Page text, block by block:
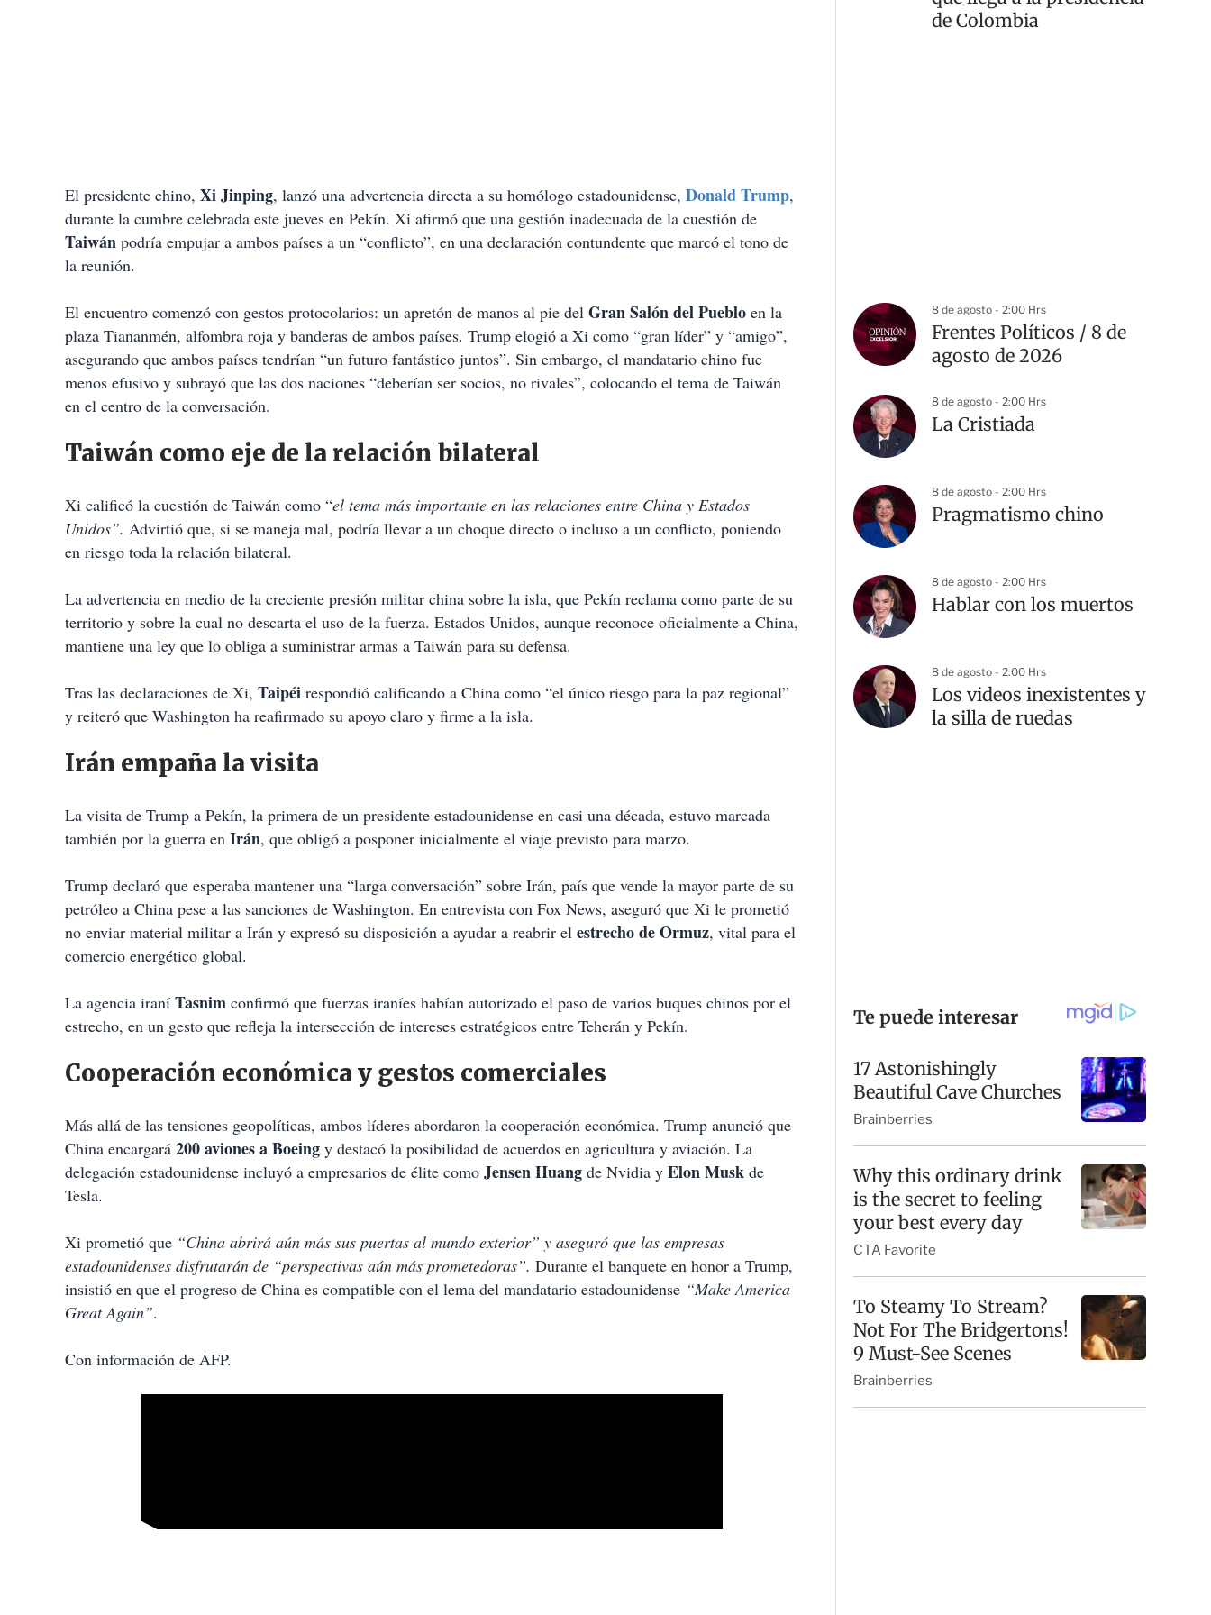
El presidente chino, Xi Jinping, lanzó una advertencia directa a su homólogo estadounidense, Donald Trump,
durante la cumbre celebrada este jueves en Pekín. Xi afirmó que una gestión inadecuada de la cuestión de
Taiwán podría empujar a ambos países a un “conflicto”, en una declaración contundente que marcó el tono de
la reunión.
El encuentro comenzó con gestos protocolarios: un apretón de manos al pie del Gran Salón del Pueblo en la
plaza Tiananmén, alfombra roja y banderas de ambos países. Trump elogió a Xi como “gran líder” y “amigo”,
asegurando que ambos países tendrían “un futuro fantástico juntos”. Sin embargo, el mandatario chino fue
menos efusivo y subrayó que las dos naciones “deberían ser socios, no rivales”, colocando el tema de Taiwán
en el centro de la conversación.
Taiwán como eje de la relación bilateral
Xi calificó la cuestión de Taiwán como “el tema más importante en las relaciones entre China y Estados
Unidos”. Advirtió que, si se maneja mal, podría llevar a un choque directo o incluso a un conflicto, poniendo
en riesgo toda la relación bilateral.
La advertencia en medio de la creciente presión militar china sobre la isla, que Pekín reclama como parte de su
territorio y sobre la cual no descarta el uso de la fuerza. Estados Unidos, aunque reconoce oficialmente a China,
mantiene una ley que lo obliga a suministrar armas a Taiwán para su defensa.
Tras las declaraciones de Xi, Taipéi respondió calificando a China como “el único riesgo para la paz regional”
y reiteró que Washington ha reafirmado su apoyo claro y firme a la isla.
Irán empaña la visita
La visita de Trump a Pekín, la primera de un presidente estadounidense en casi una década, estuvo marcada
también por la guerra en Irán, que obligó a posponer inicialmente el viaje previsto para marzo.
Trump declaró que esperaba mantener una “larga conversación” sobre Irán, país que vende la mayor parte de su
petróleo a China pese a las sanciones de Washington. En entrevista con Fox News, aseguró que Xi le prometió
no enviar material militar a Irán y expresó su disposición a ayudar a reabrir el estrecho de Ormuz, vital para el
comercio energético global.
La agencia iraní Tasnim confirmó que fuerzas iraníes habían autorizado el paso de varios buques chinos por el
estrecho, en un gesto que refleja la intersección de intereses estratégicos entre Teherán y Pekín.
Cooperación económica y gestos comerciales
Más allá de las tensiones geopolíticas, ambos líderes abordaron la cooperación económica. Trump anunció que
China encargará 200 aviones a Boeing y destacó la posibilidad de acuerdos en agricultura y aviación. La
delegación estadounidense incluyó a empresarios de élite como Jensen Huang de Nvidia y Elon Musk de
Tesla.
Xi prometió que “China abrirá aún más sus puertas al mundo exterior” y aseguró que las empresas
estadounidenses disfrutarán de “perspectivas aún más prometedoras”. Durante el banquete en honor a Trump,
insistió en que el progreso de China es compatible con el lema del mandatario estadounidense “Make America
Great Again”.
Con información de AFP.
de Colombia
8 de agosto - 2:00 Hrs
Frentes Políticos / 8 de
agosto de 2026
8 de agosto - 2:00 Hrs
La Cristiada
8 de agosto - 2:00 Hrs
Pragmatismo chino
8 de agosto - 2:00 Hrs
Hablar con los muertos
8 de agosto - 2:00 Hrs
Los videos inexistentes y
la silla de ruedas